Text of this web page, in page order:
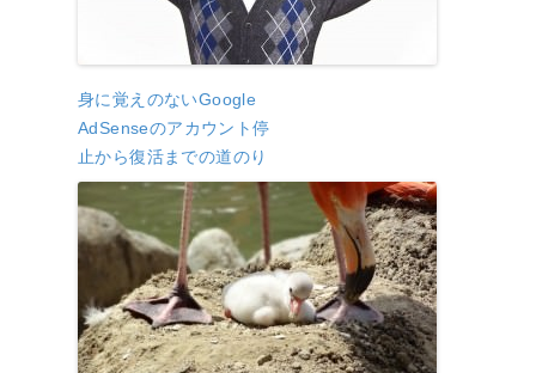
身に覚えのないGoogle
AdSenseのアカウント停
止から復活までの道のり